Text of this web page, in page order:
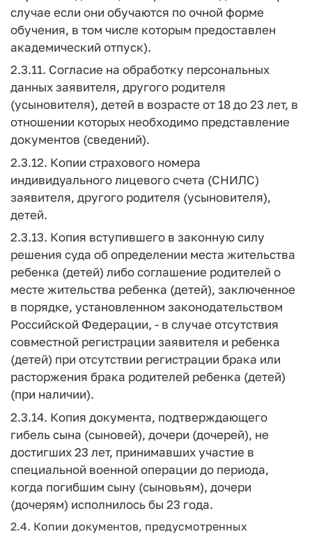
случае если они обучаются по очной форме
обучения, в том числе которым предоставлен
академический отпуск).
2.3.11. Согласие на обработку персональных
данных заявителя, другого родителя
(усыновителя), детей в возрасте от 18 до 23 лет, в
отношении которых необходимо представление
документов (сведений).
2.3.12. Копии страхового номера
индивидуального лицевого счета (СНИЛС)
заявителя, другого родителя (усыновителя),
детей.
2.3.13. Копия вступившего в законную силу
решения суда об определении места жительства
ребенка (детей) либо соглашение родителей о
месте жительства ребенка (детей), заключенное
в порядке, установленном законодательством
Российской Федерации, - в случае отсутствия
совместной регистрации заявителя и ребенка
(детей) при отсутствии регистрации брака или
расторжения брака родителей ребенка (детей)
(при наличии).
2.3.14. Копия документа, подтверждающего
гибель сына (сыновей), дочери (дочерей), не
достигших 23 лет, принимавших участие в
специальной военной операции до периода,
когда погибшим сыну (сыновьям), дочери
(дочерям) исполнилось бы 23 года.
2.4. Копии документов, предусмотренных